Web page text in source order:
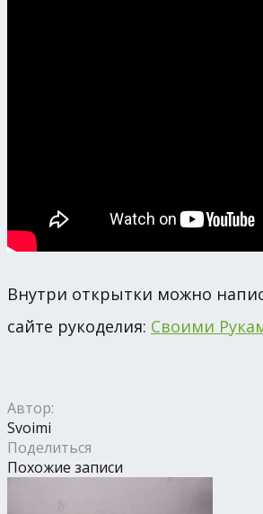
Внутри открытки можно
сайте рукоделия: Своими
Автор:
Svoimi
Поделиться
Похожие записи